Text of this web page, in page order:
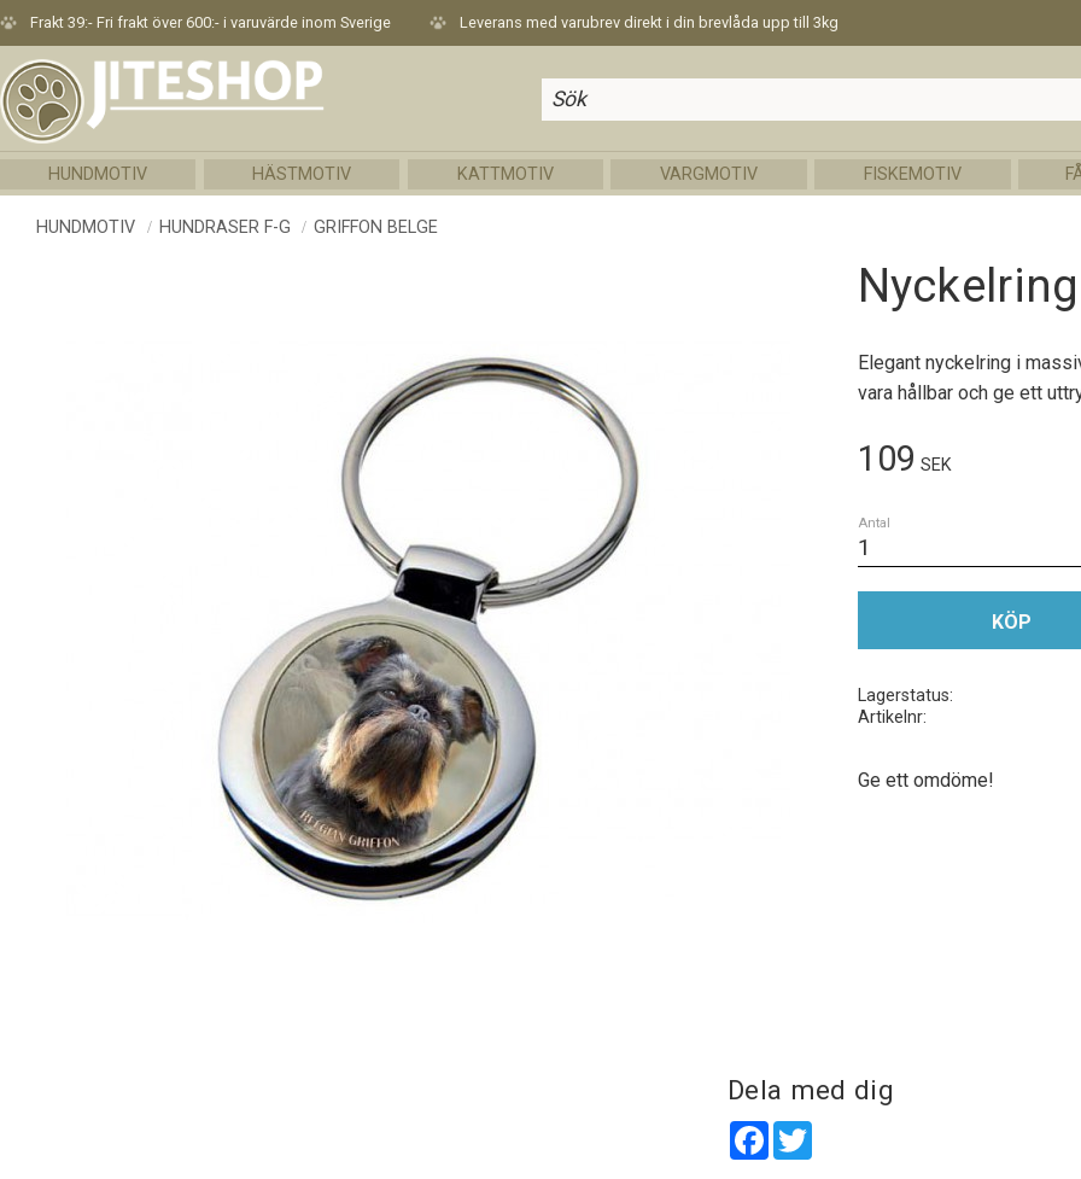
Frakt 39:- Fri frakt över 600:- i varuvärde inom Sverige Leverans med varubrev direkt i din brevlåda upp till 3kg
HUNDMOTIV HÄSTMOTIV KATTMOTIV VARGMOTIV FISKEMOTIV
HUNDMOTIV HUNDRASER F-G GRIFFON BELGE
Elegant nyckelring i
vara hållbar och ge ett
109 SEK
Antal
KÖP
Lagerstatus
Artikelnr
Ge ett omdöme!
Dela med dig
Facebook